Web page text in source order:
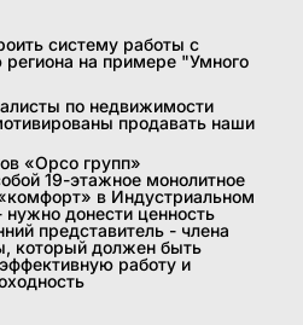
систему работы с
региона на примере "Умного
по недвижимости
продавать наши
«Орсо групп»
19-этажное монолитное
в Индустриальном
донести ценность
представитель - члена
который должен быть
работу и